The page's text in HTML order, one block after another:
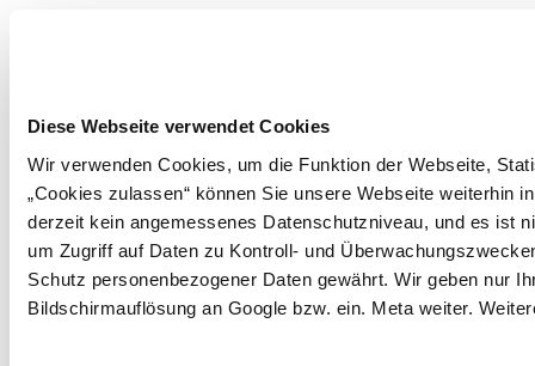
Diese Webseite verwendet Cookies
Wir verwenden Cookies, um die Funktion der Webseite,
„Cookies zulassen“ können Sie unsere Webseite weiterhin
derzeit kein angemessenes Datenschutzniveau, und es ist
um Zugriff auf Daten zu Kontroll- und
Schutz personenbezogener Daten gewährt. Wir geben nur
Bildschirmauflösung an Google bzw. ein. Meta weiter.